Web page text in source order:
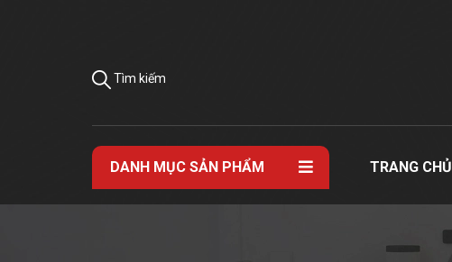
Tìm kiếm
DANH MỤC SẢN PHẨM TRANG CHỦ